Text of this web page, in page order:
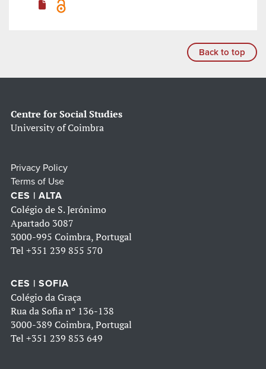
Back to top
Centre for Social Studies
University of Coimbra
Privacy Policy
Terms of Use
CES | ALTA
Colégio de S. Jerónimo
Apartado 3087
3000-995 Coimbra, Portugal
Tel +351 239 855 570
CES | SOFIA
Colégio da Graça
Rua da Sofia nº 136-138
3000-389 Coimbra, Portugal
Tel +351 239 853 649